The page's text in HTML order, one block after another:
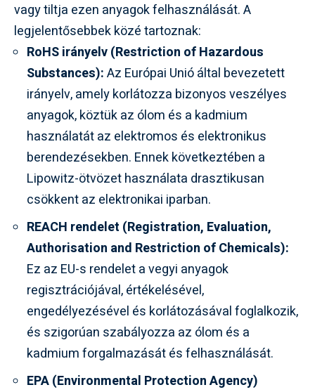
vagy tiltja ezen anyagok felhasználását. A
legjelentősebbek közé tartoznak:
RoHS irányelv (Restriction of Hazardous
Substances):Az Európai Unió által bevezetett
irányelv, amely korlátozza bizonyos veszélyes
anyagok, köztük az ólom és a kadmium
használatát az elektromos és elektronikus
berendezésekben. Ennek következtében a
Lipowitz-ötvözet használata drasztikusan
csökkent az elektronikai iparban.
REACH rendelet (Registration, Evaluation,
Authorisation and Restriction of Chemicals):
Ez az EU-s rendelet a vegyi anyagok
regisztrációjával, értékelésével,
engedélyezésével és korlátozásával foglalkozik,
és szigorúan szabályozza az ólom és a
kadmium forgalmazását és felhasználását.
EPA (Environmental Protection Agency)